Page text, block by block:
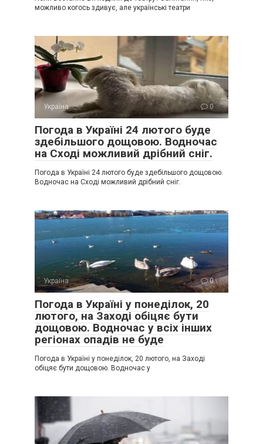
можливо когось здивує, але українські театри
Україна 0
Погода в Україні 24 лютого буде
здебільшого дощовою. Водночас
на Сході можливий дрібний сніг.
Погода в Україні 24 лютого буде здебільшого дощовою.
Водночас на Сході можливий дрібний сніг.
Україна 0
Погода в Україні у понеділок, 20
лютого, на Заході обіцяє бути
дощовою. Водночас у всіх інших
регіонах опадів не буде
Погода в Україні у понеділок, 20 лютого, на Заході
обіцяє бути дощовою. Водночас у